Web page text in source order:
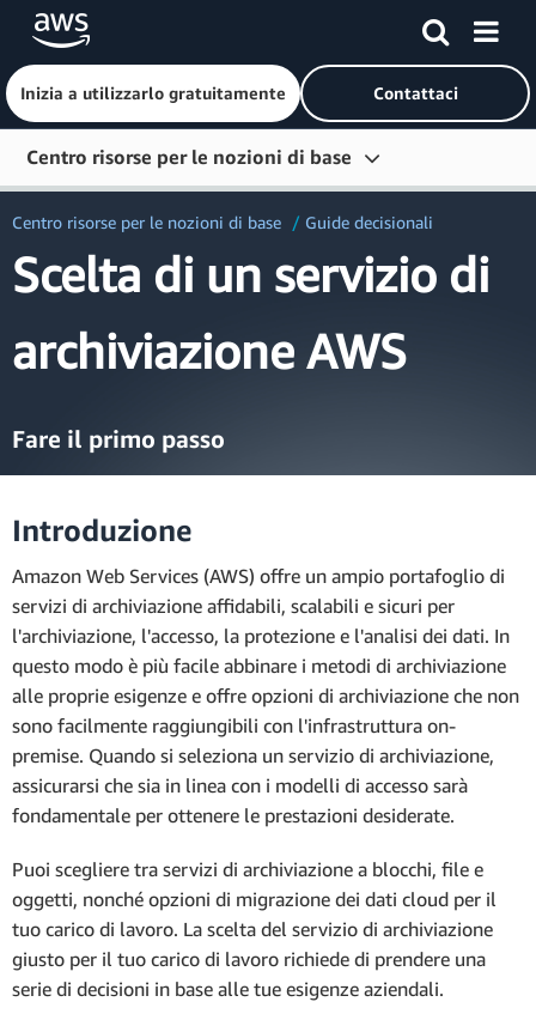
Passa al contenuto principale
Inizia a utilizzarlo gratuitamente Contattaci
Centro risorse per le nozioni di base
Impara
Strumenti per sviluppatori
Esplora per anno
Centro risorse per le nozioni di base Guide decisionali
Scelta di un servizio di
archiviazione AWS
Fare il primo passo
Introduzione
Amazon Web Services (AWS) offre un ampio portafoglio di
servizi di archiviazione affidabili, scalabili e sicuri per
l'archiviazione, l'accesso, la protezione e l'analisi dei dati. In
questo modo è più facile abbinare i metodi di archiviazione
alle proprie esigenze e offre opzioni di archiviazione che non
sono facilmente raggiungibili con l'infrastruttura on-
premise. Quando si seleziona un servizio di archiviazione,
assicurarsi che sia in linea con i modelli di accesso sarà
fondamentale per ottenere le prestazioni desiderate.
Puoi scegliere tra servizi di archiviazione a blocchi, file e
oggetti, nonché opzioni di migrazione dei dati cloud per il
tuo carico di lavoro. La scelta del servizio di archiviazione
giusto per il tuo carico di lavoro richiede di prendere una
serie di decisioni in base alle tue esigenze aziendali.